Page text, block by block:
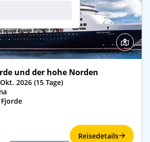
und der hohe Norden
2026 (15 Tage)
Reisedetails